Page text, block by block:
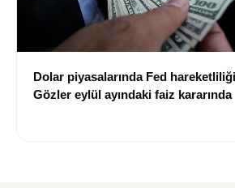
Dolar piyasalarında Fed
Gözler eylül ayındaki faiz kararında